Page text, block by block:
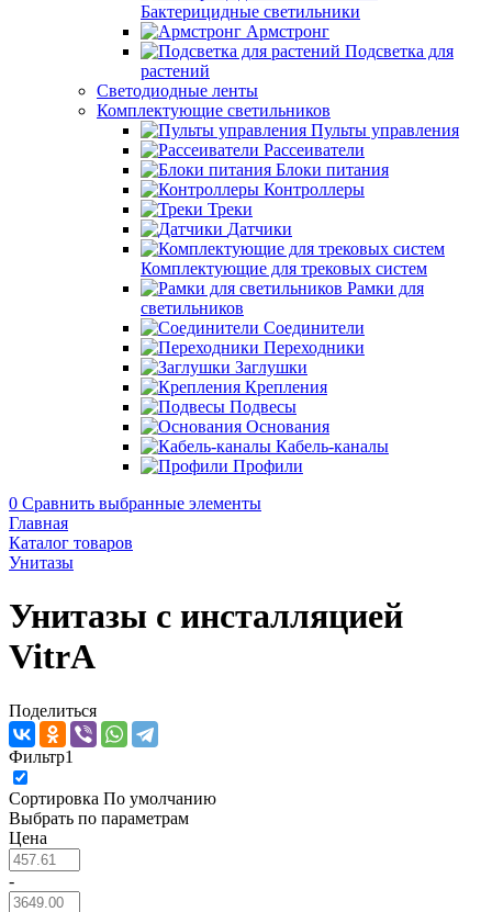
Бактерицидные светильники
Армстронг
Подсветка для
растений
Светодиодные ленты
Комплектующие светильников
Пульты управления
Рассеиватели
Блоки питания
Контроллеры
Треки
Датчики
Комплектующие для трековых систем
Рамки для
светильников
Соединители
Переходники
Заглушки
Крепления
Подвесы
Основания
Кабель-каналы
Профили
0 Сравнить выбранные элементы
Главная
Каталог товаров
Унитазы
Унитазы с инсталляцией
VitrA
Поделиться
Фильтр1
Сортировка По умолчанию
Выбрать по параметрам
Цена
-